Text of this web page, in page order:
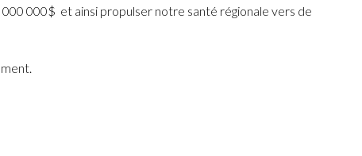
000 000$ et ainsi propulser notre santé régionale vers de